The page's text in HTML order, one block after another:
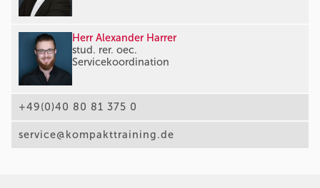
Herr Alexander Harrer
stud. rer. oec.
Servicekoordination
+49(0)40 80 81 375 0
service@kompakttraining.de